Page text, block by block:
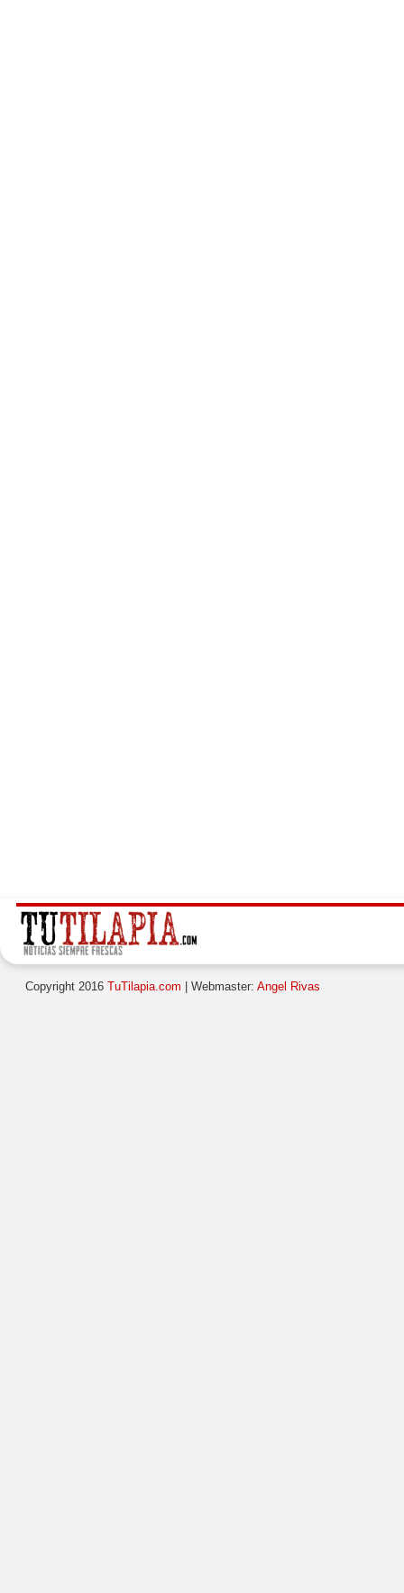
Copyright 2016 TuTilapia.com | Webmaster: Angel Rivas